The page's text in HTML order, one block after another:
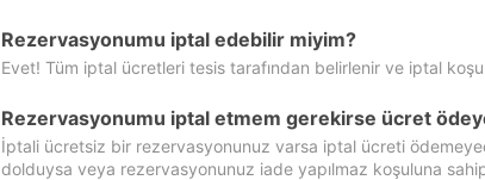
Rezervasyonumu iptal edebilir miyim?
Evet! Tüm iptal ücretleri tesis tarafından belirlenir ve iptal
Rezervasyonumu iptal etmem gerekirse ücret
İptali ücretsiz bir rezervasyonunuz varsa iptal ücreti
dolduysa veya rezervasyonunuz iade yapılmaz koşuluna